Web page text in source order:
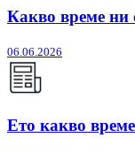
Какво време ни
06.06.2026
Ето какво